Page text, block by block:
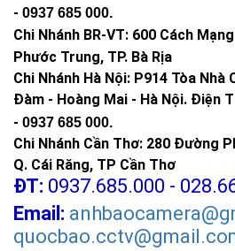
- 0937 685 000.
Chi Nhánh BR-VT: 600 Cách
Phước Trung, TP. Bà Rịa
Chi Nhánh Hà Nội: P914 Tòa Nhà
Đàm - Hoàng Mai - Hà Nội. Điện
- 0937 685 000.
Chi Nhánh Cần Thơ: 280 Đường
Q. Cái Răng, TP Cần Thơ
ĐT: 0937.685.000 -
Email: